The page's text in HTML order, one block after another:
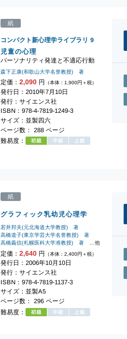
児童の心理
パーソナリティ発達と不適応行動
コンパクト新心理学ライブラリ 9
森下正康(和歌山大学名誉教授) 著
定価：2,090 円 （本体：1,900円＋税）
紙
発行日：2010年7月10日
発行：サイエンス社
ISBN：978-4-7819-1249-3
サイズ：並製四六
ページ数： 288 ページ
難易度：
グラフィック乳幼児心理学
若井邦夫(元北海道大学教授) 著
高橋道子(東京学芸大学名誉教授) 著
高橋義信(札幌医科大学准教授) 著 …他
定価：2,640 円 （本体：2,400円＋税）
紙
発行日：2006年10月10日
発行：サイエンス社
ISBN：978-4-7819-1137-3
サイズ：並製A5
ページ数： 296 ページ
難易度：